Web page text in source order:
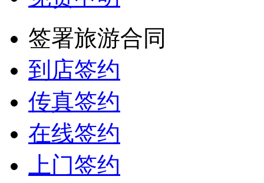
签署旅游合同
到店签约
传真签约
在线签约
上门签约